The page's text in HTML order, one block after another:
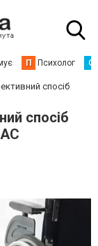
П Психолог С
спосіб
спосіб